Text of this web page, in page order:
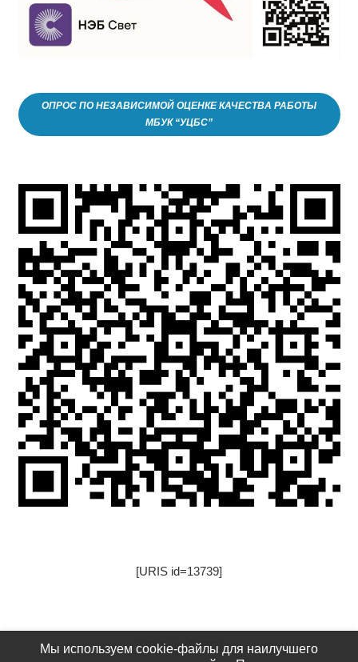
ОПРОС ПО НЕЗАВИСИМОЙ ОЦЕНКЕ КАЧЕСТВА РАБОТЫ
МБУК “УЦБС”
[URIS id=13739]
[URIS id=17522]
Мы используем cookie-файлы для наилучшего